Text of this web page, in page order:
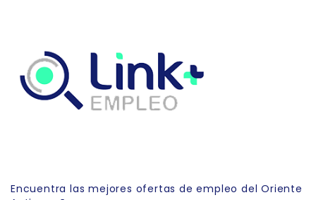
Encuentra las mejores ofertas de empleo del Oriente